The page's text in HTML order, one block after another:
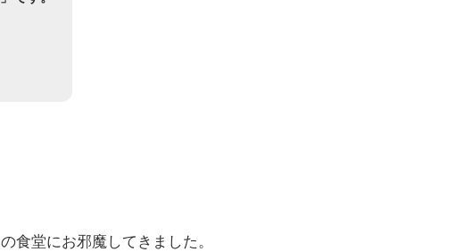
の食堂にお邪魔してきました。